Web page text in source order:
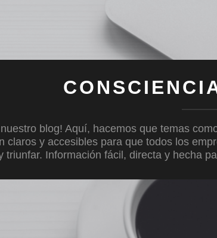
nuestro blog! Aquí, hacemos que temas
claros y accesibles para que todos los
triunfar. Información fácil, directa y hecha